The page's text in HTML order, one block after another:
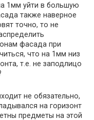
1мм уйти в большую
также наверное
точно, то не
фасада при
что на 1мм низ
т.е. не заподлицо
не обязательно,
на горизонт
предметы на этой